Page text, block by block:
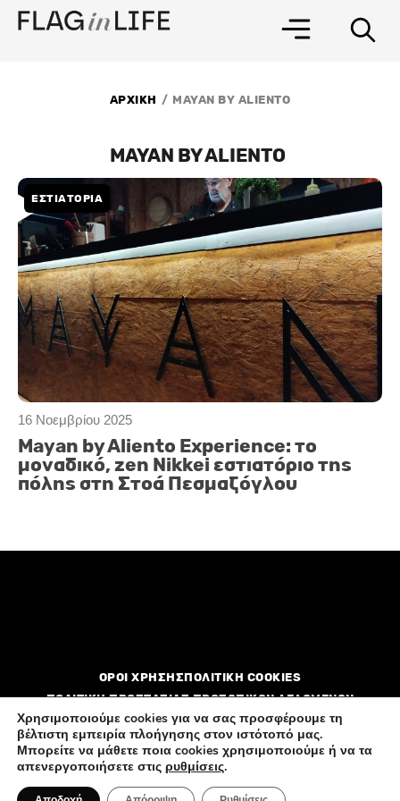
Μετάβαση
στο
ΑΡΧΙΚΗ / MAYAN BY ALIENTO
MAYAN BY ALIENTO
16 Νοεμβρίου 2025
ΕΣΤΙΑΤΟΡΙΑ
Mayan by Aliento Experience: το
μοναδικό, zen Nikkei εστιατόριο της
πόλης στη Στοά Πεσμαζόγλου
ΟΡΟΙ ΧΡΗΣΗΣΠΟΛΙΤΙΚΗ COOKIES
ΠΟΛΙΤΙΚΗ ΠΡΟΣΤΑΣΙΑΣ ΠΡΟΣΩΠΙΚΩΝ ΔΕΔΟΜΕΝΩΝ
ΔιαφημιστείτεΕπικοινωνίαΠοιοί είμαστε
Χρησιμοποιούμε cookies για να σας προσφέρουμε τη
βέλτιστη εμπειρία πλοήγησης στον ιστότοπό μας.
Μπορείτε να μάθετε ποια cookies χρησιμοποιούμε ή να τα
απενεργοποιήσετε στις ρυθμίσεις.